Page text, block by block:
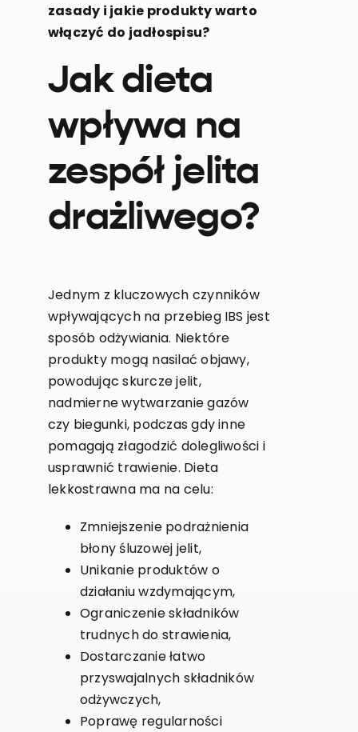
zasady i jakie produkty warto
włączyć do jadłospisu?
Jak dieta
wpływa na
zespół jelita
drażliwego?
Jednym z kluczowych czynników
wpływających na przebieg IBS jest
sposób odżywiania. Niektóre
produkty mogą nasilać objawy,
powodując skurcze jelit,
nadmierne wytwarzanie gazów
czy biegunki, podczas gdy inne
pomagają złagodzić dolegliwości i
usprawnić trawienie. Dieta
lekkostrawna ma na celu:
Zmniejszenie podrażnienia
błony śluzowej jelit,
Unikanie produktów o
działaniu wzdymającym,
Ograniczenie składników
trudnych do strawienia,
Dostarczanie łatwo
przyswajalnych składników
odżywczych,
Poprawę regularności